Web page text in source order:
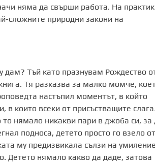
няма да свърши работа. На
сложните природни закони на
дам? Тъй като празнувам Рождество
Тя разказва за малко момче,
настъпил моментът, в който
които всеки от присъстващите
нямало никакви пари в джоба си, за
подноса, детето просто го взело от
му предизвикала сълзи на
Детето нямало какво да даде, затова